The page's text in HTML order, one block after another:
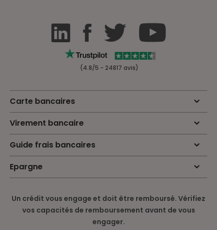
(4.8/5 - 24817 avis)
Carte bancaires
Virement bancaire
Guide frais bancaires
Epargne
Un crédit vous engage et doit être remboursé. Vérifiez
vos capacités de remboursement avant de vous
engager.